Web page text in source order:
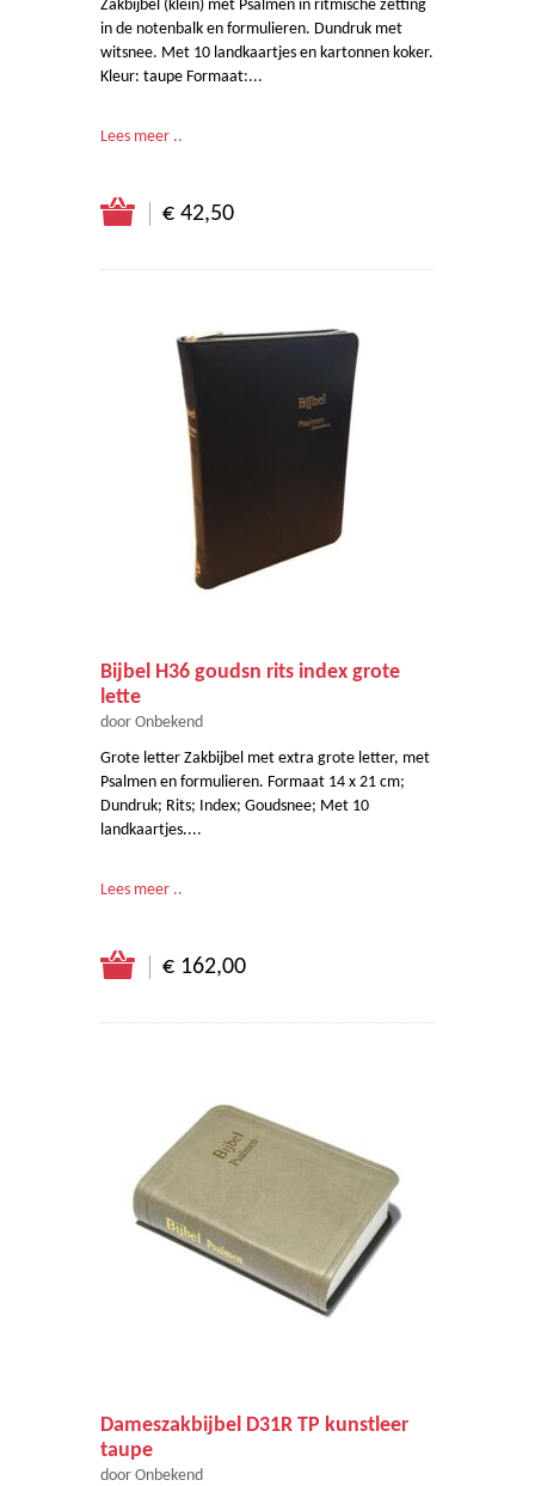
Zakbijbel (klein) met Psalmen in ritmische zetting
in de notenbalk en formulieren. Dundruk met
witsnee. Met 10 landkaartjes en kartonnen koker.
Kleur: taupe Formaat:...
Lees meer ..
€ 42,50
Bijbel H36 goudsn rits index grote
lette
door Onbekend
Grote letter Zakbijbel met extra grote letter, met
Psalmen en formulieren. Formaat 14 x 21 cm;
Dundruk; Rits; Index; Goudsnee; Met 10
landkaartjes....
Lees meer ..
€ 162,00
Dameszakbijbel D31R TP kunstleer
taupe
door Onbekend